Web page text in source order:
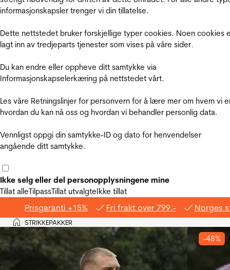
informasjonskapsler trenger vi din tillatelse.
Dette nettstedet bruker forskjellige typer cookies. Noen cookies
lagt inn av tredjeparts tjenester som vises på våre sider.
Du kan endre eller oppheve ditt samtykke via
Informasjonskapselerkæring på nettstedet vårt.
Les våre Retningslinjer for personvern for å lære mer om hvem vi
hvordan du kan nå oss og hvordan vi behandler personlig data.
Vennligst oppgi din samtykke-ID og dato for henvendelser
angående ditt samtykke.
Ikke selg eller del personopplysningene mine
Tillat alleTilpassTillat utvalgteIkke tillat
Prisgaranti +15% Fri frakt over 799,- Norges
Hjem
>STRIKKEPAKKER
-48%